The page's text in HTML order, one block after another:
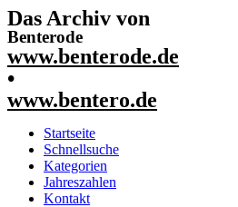
Das Archiv von
Benterode
www.benterode.de
•
www.bentero.de
Startseite
Schnellsuche
Kategorien
Jahreszahlen
Kontakt